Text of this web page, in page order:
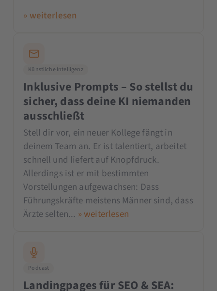
» weiterlesen
Künstliche Intelligenz
Inklusive Prompts – So stellst du
sicher, dass deine KI niemanden
ausschließt
Stell dir vor, ein neuer Kollege fängt in
deinem Team an. Er ist talentiert, arbeitet
schnell und liefert auf Knopfdruck.
Allerdings ist er mit bestimmten
Vorstellungen aufgewachsen: Dass
Führungskräfte meistens Männer sind, dass
Ärzte selten... » weiterlesen
Podcast
Landingpages für SEO & SEA: